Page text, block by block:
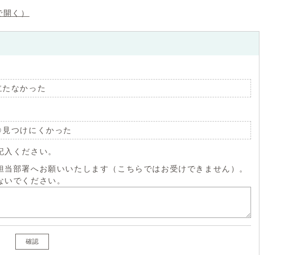
く）
たなかった
見つけにくかった
ください。
部署へお願いいたします（こちらではお受けできません）。
でください。
確認